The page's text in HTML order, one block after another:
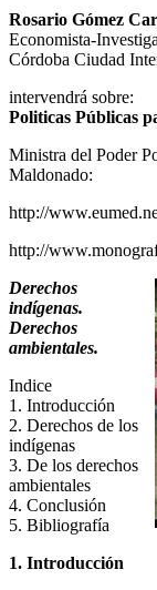
Rosario Gómez
Economista-
Córdoba Ciudad
intervendrá sobre:
Politicas Públicas
Ministra del Poder
Maldonado:
http://
http://
Derechos
indígenas.
Derechos
ambientales.
Indice
1. Introducción
2. Derechos de los
indígenas
3. De los derechos
ambientales
4. Conclusión
5. Bibliografía
1. Introducción